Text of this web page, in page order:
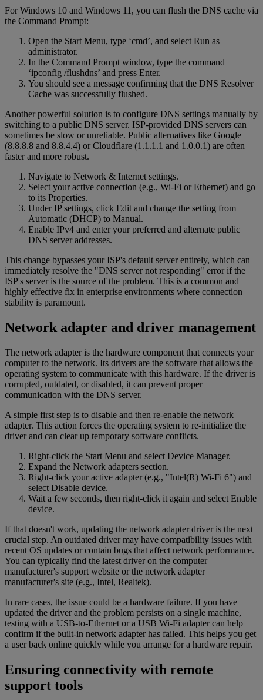
For Windows 10 and Windows 11, you can flush the DNS cache via
the Command Prompt:
Open the Start Menu, type ‘cmd’, and select Run as
administrator.
In the Command Prompt window, type the command
‘ipconfig /flushdns’ and press Enter.
You should see a message confirming that the DNS Resolver
Cache was successfully flushed.
Another powerful solution is to configure DNS settings manually by
switching to a public DNS server. ISP-provided DNS servers can
sometimes be slow or unreliable. Public alternatives like Google
(8.8.8.8 and 8.8.4.4) or Cloudflare (1.1.1.1 and 1.0.0.1) are often
faster and more robust.
Navigate to Network & Internet settings.
Select your active connection (e.g., Wi-Fi or Ethernet) and go
to its Properties.
Under IP settings, click Edit and change the setting from
Automatic (DHCP) to Manual.
Enable IPv4 and enter your preferred and alternate public
DNS server addresses.
This change bypasses your ISP's default server entirely, which can
immediately resolve the "DNS server not responding" error if the
ISP's server is the source of the problem. This is a common and
highly effective fix in enterprise environments where connection
stability is paramount.
Network adapter and driver management
The network adapter is the hardware component that connects your
computer to the network. Its drivers are the software that allows the
operating system to communicate with this hardware. If the driver is
corrupted, outdated, or disabled, it can prevent proper
communication with the DNS server.
A simple first step is to disable and then re-enable the network
adapter. This action forces the operating system to re-initialize the
driver and can clear up temporary software conflicts.
Right-click the Start Menu and select Device Manager.
Expand the Network adapters section.
Right-click your active adapter (e.g., "Intel(R) Wi-Fi 6") and
select Disable device.
Wait a few seconds, then right-click it again and select Enable
device.
If that doesn't work, updating the network adapter driver is the next
crucial step. An outdated driver may have compatibility issues with
recent OS updates or contain bugs that affect network performance.
You can typically find the latest driver on the computer
manufacturer's support website or the network adapter
manufacturer's site (e.g., Intel, Realtek).
In rare cases, the issue could be a hardware failure. If you have
updated the driver and the problem persists on a single machine,
testing with a USB-to-Ethernet or a USB Wi-Fi adapter can help
confirm if the built-in network adapter has failed. This helps you get
a user back online quickly while you arrange for a hardware repair.
Ensuring connectivity with remote
support tools